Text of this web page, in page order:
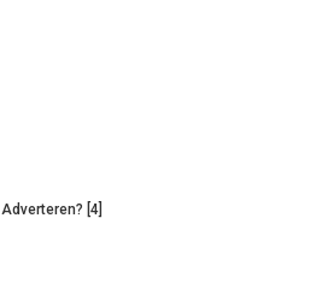
Adverteren? [4]